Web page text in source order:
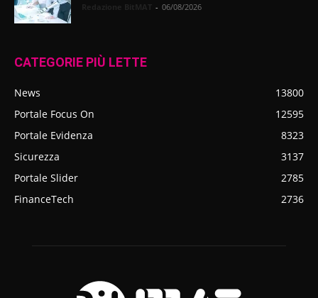
- 06/08/2026
CATEGORIE PIÙ LETTE
News
13800
Portale Focus On
12595
Portale Evidenza
8323
Sicurezza
3137
Portale Slider
2785
FinanceTech
2736